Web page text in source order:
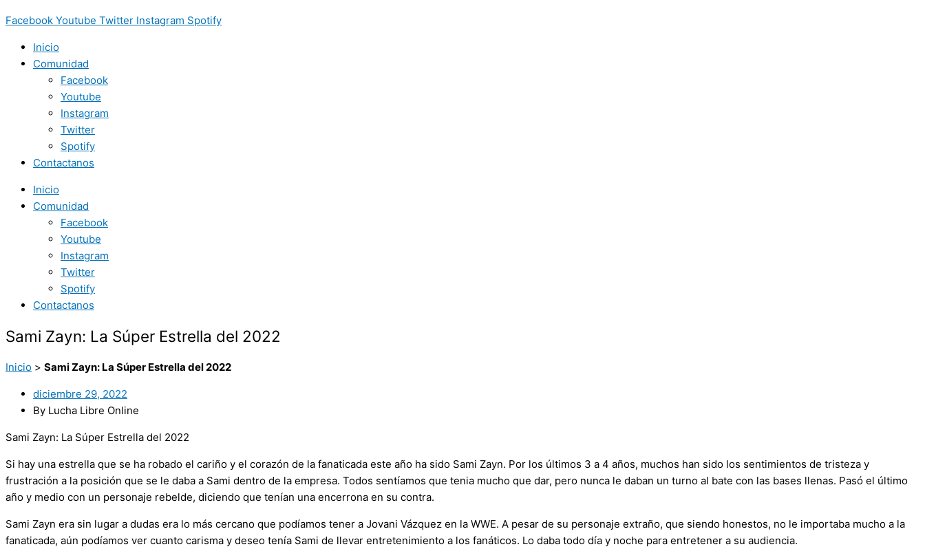
Facebook Youtube Twitter Instagram Spotify
Inicio
Comunidad
Facebook
Youtube
Instagram
Twitter
Spotify
Contactanos
Inicio
Comunidad
Facebook
Youtube
Instagram
Twitter
Spotify
Contactanos
Sami Zayn: La Súper Estrella del 2022
Inicio > Sami Zayn: La Súper Estrella del 2022
diciembre 29, 2022
By Lucha Libre Online
Sami Zayn: La Súper Estrella del 2022
Si hay una estrella que se ha robado el cariño y el corazón de la fanaticada este año ha sido Sami Zayn. Por los últimos 3 a 4 años, muchos han sido los sentimientos de tristeza y
frustración a la posición que se le daba a Sami dentro de la empresa. Todos sentíamos que tenia mucho que dar, pero nunca le daban un turno al bate con las bases llenas. Pasó el último
año y medio con un personaje rebelde, diciendo que tenían una encerrona en su contra.
Sami Zayn era sin lugar a dudas era lo más cercano que podíamos tener a Jovani Vázquez en la WWE. A pesar de su personaje extraño, que siendo honestos, no le importaba mucho a la
fanaticada, aún podíamos ver cuanto carisma y deseo tenía Sami de llevar entretenimiento a los fanáticos. Lo daba todo día y noche para entretener a su audiencia.